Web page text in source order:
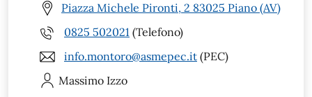
Piazza Michele Pironti, 2 83025 Piano (AV)
0825 502021 (Telefono)
info.montoro@asmepec.it (PEC)
Massimo Izzo